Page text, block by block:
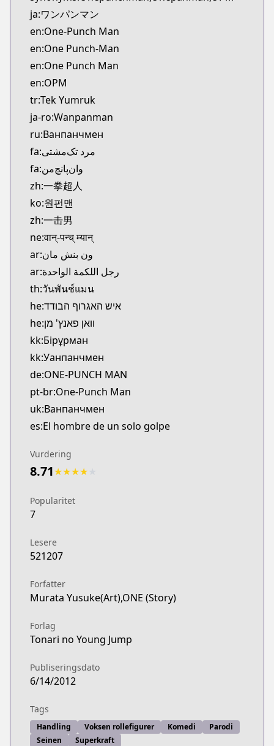
Kitsu
https://kitsu.app/manga/24147
CDJapan
CDJapan
https://www.anime-planet.com/manga/https://
MangaUpdates
MangaUpdates
https://www.mangaupdates.com/
Book☆Walker
Book☆Walker
https://bookwalker.jp/series/70257/list
Official English
Official English
https://www.viz.com/shonenjump/chapters/one-
Naver Series
Naver Series
https://series.naver.com/comic/
Comico
Comico
https://www.comico.jp/magazine_comic/34265
Bilibili
Bilibili
https://manga.bilibili.com/detail/mc26470
Viz
Viz
https://www.viz.com/shonenjump/chapters/one-
Tonari no Young Jump
Tonari no Young Jump
https://tonarinoyj.jp/episode/
ja:ワンパンマン
en:One-Punch Man
en:One Punch-Man
en:One Punch Man
en:OPM
tr:Tek Yumruk
ja-ro:Wanpanman
ru:Ванпанчмен
fa:مرد تک‌مشتی
fa:وان‌پانچ‌من
zh:一拳超人
ko:원펀맨
zh:一击男
ne:वान्-पन्च् म्यान्
ar:ون بنش مان
ar:رجل اللكمة الواحدة
th:วันพันช์แมน
he:איש האגרוף הבודד
he:וואן פאנץ' מן
kk:Бірұрман
kk:Уанпанчмен
de:ONE-PUNCH MAN
pt-br:One-Punch Man
uk:Ванпанчмен
es:El hombre de un solo golpe
Vurdering
8.71★★★★
Popularitet
7
Lesere
521207
Forfatter
Murata Yusuke(Art),ONE (Story)
Forlag
Tonari no Young Jump
Publiseringsdato
6/14/2012
Tags
Handling Voksen rollefigurer Komedi
Parodi
Seinen
Superkraft